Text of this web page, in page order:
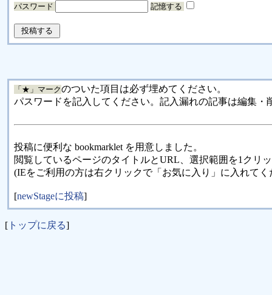
パスワード 記憶する
「★」マークのついた項目は必ず埋めてください。
パスワードを記入してください。記入漏れの記事は編集・
投稿に便利な bookmarklet を用意しました。
閲覧しているページのタイトルとURL、選択範囲を1クリ
(IEをご利用の方は右クリックで「お気に入り」に入れてく
[newStageに投稿]
[ トップに戻る]